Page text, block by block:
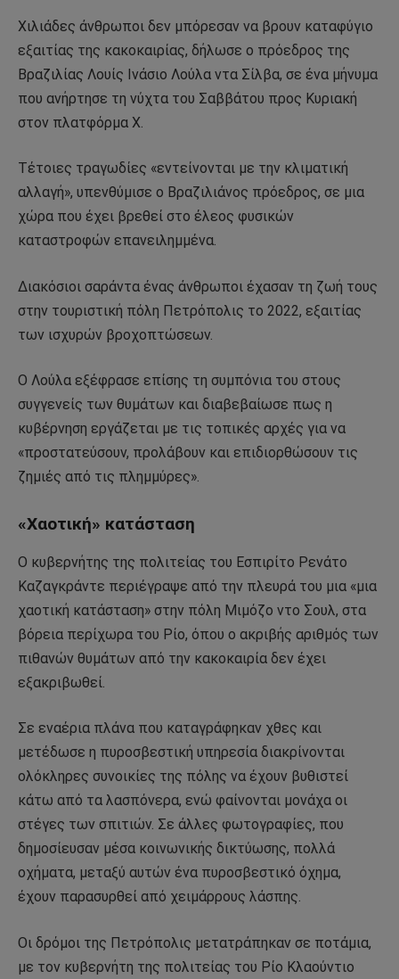
Χιλιάδες άνθρωποι δεν μπόρεσαν να βρουν καταφύγιο
εξαιτίας της κακοκαιρίας, δήλωσε ο πρόεδρος της
Βραζιλίας Λουίς Ινάσιο Λούλα ντα Σίλβα, σε ένα μήνυμα
που ανήρτησε τη νύχτα του Σαββάτου προς Κυριακή
στον πλατφόρμα Χ.
Τέτοιες τραγωδίες «εντείνονται με την κλιματική
αλλαγή», υπενθύμισε ο Βραζιλιάνος πρόεδρος, σε μια
χώρα που έχει βρεθεί στο έλεος φυσικών
καταστροφών επανειλημμένα.
Διακόσιοι σαράντα ένας άνθρωποι έχασαν τη ζωή τους
στην τουριστική πόλη Πετρόπολις το 2022, εξαιτίας
των ισχυρών βροχοπτώσεων.
Ο Λούλα εξέφρασε επίσης τη συμπόνια του στους
συγγενείς των θυμάτων και διαβεβαίωσε πως η
κυβέρνηση εργάζεται με τις τοπικές αρχές για να
«προστατεύσουν, προλάβουν και επιδιορθώσουν τις
ζημιές από τις πλημμύρες».
«Χαοτική» κατάσταση
Ο κυβερνήτης της πολιτείας του Εσπιρίτο Ρενάτο
Καζαγκράντε περιέγραψε από την πλευρά του μια «μια
χαοτική κατάσταση» στην πόλη Μιμόζο ντο Σουλ, στα
βόρεια περίχωρα του Ρίο, όπου ο ακριβής αριθμός των
πιθανών θυμάτων από την κακοκαιρία δεν έχει
εξακριβωθεί.
Σε εναέρια πλάνα που καταγράφηκαν χθες και
μετέδωσε η πυροσβεστική υπηρεσία διακρίνονται
ολόκληρες συνοικίες της πόλης να έχουν βυθιστεί
κάτω από τα λασπόνερα, ενώ φαίνονται μονάχα οι
στέγες των σπιτιών. Σε άλλες φωτογραφίες, που
δημοσίευσαν μέσα κοινωνικής δικτύωσης, πολλά
οχήματα, μεταξύ αυτών ένα πυροσβεστικό όχημα,
έχουν παρασυρθεί από χειμάρρους λάσπης.
Οι δρόμοι της Πετρόπολις μετατράπηκαν σε ποτάμια,
με τον κυβερνήτη της πολιτείας του Ρίο Κλαούντιο